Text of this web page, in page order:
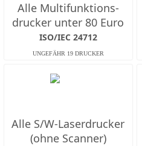
Alle Multifunktions­
drucker unter 80 Euro
ISO/IEC 24712
Alle S/W-Laserdrucker
(ohne Scanner)